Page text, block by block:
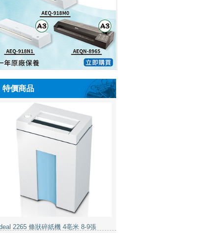
特價商品
Ideal 2265 條狀碎紙機 4亳米 8-9張